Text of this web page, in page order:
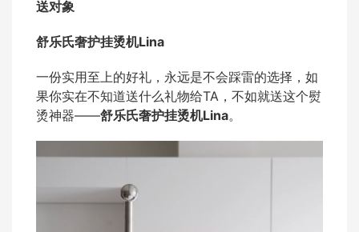
送对象
舒乐氏奢护挂烫机Lina
一份实用至上的好礼，永远是不会踩雷的选择，如
果你实在不知道送什么礼物给TA，不如就送这个熨
烫神器——舒乐氏奢护挂烫机Lina。